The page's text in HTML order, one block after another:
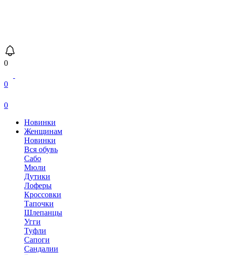
0
0
0
Новинки
Женщинам
Новинки
Вся обувь
Сабо
Мюли
Дутики
Лоферы
Кроссовки
Тапочки
Шлепанцы
Угги
Туфли
Сапоги
Сандалии